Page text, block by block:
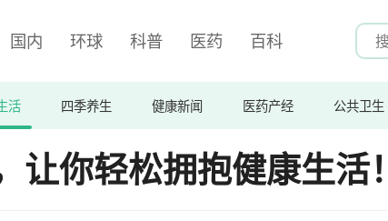
国内 环球 科普 医药 百科
活 四季养生 健康新闻 医药产经 公共卫生
让你轻松拥抱健康生活！